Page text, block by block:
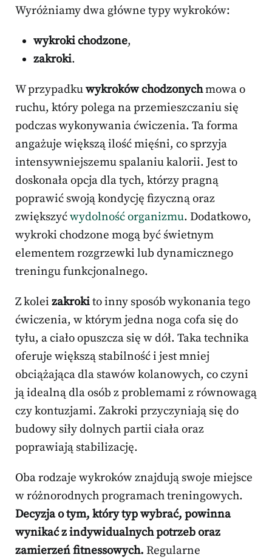
Wyróżniamy dwa główne typy wykroków:
wykroki chodzone,
zakroki.
W przypadkuwykroków chodzonychmowa o
ruchu, który polega na przemieszczaniu się
podczas wykonywania ćwiczenia. Ta forma
angażuje większą ilość mięśni, co sprzyja
intensywniejszemu spalaniu kalorii. Jest to
doskonała opcja dla tych, którzy pragną
poprawić swoją kondycję fizyczną oraz
zwiększyćwydolność organizmu. Dodatkowo,
wykroki chodzone mogą być świetnym
elementem rozgrzewki lub dynamicznego
treningu funkcjonalnego.
Z kolei zakrokito inny sposób wykonania tego
ćwiczenia, w którym jedna noga cofa się do
tyłu, a ciało opuszcza się w dół. Taka technika
oferuje większą stabilność i jest mniej
obciążająca dla stawów kolanowych, co czyni
ją idealną dla osób z problemami z równowagą
czy kontuzjami. Zakroki przyczyniają się do
budowy siły dolnych partii ciała oraz
poprawiają stabilizację.
Oba rodzaje wykroków znajdują swoje miejsce
w różnorodnych programach treningowych.
Decyzja o tym, który typ wybrać, powinna
wynikać z indywidualnych potrzeb oraz
zamierzeń fitnessowych. Regularne